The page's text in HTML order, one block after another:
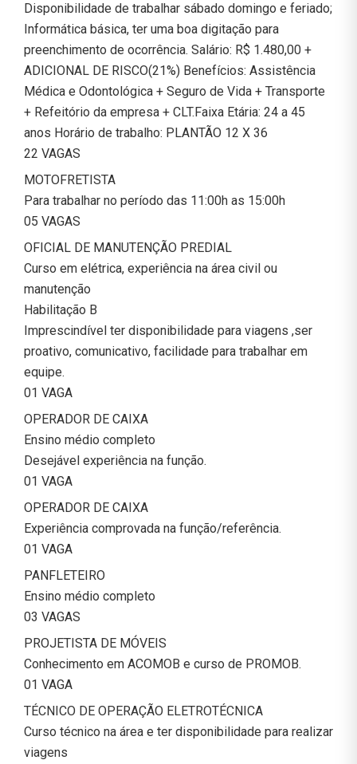
Disponibilidade de trabalhar sábado domingo e feriado;
Informática básica, ter uma boa digitação para
preenchimento de ocorrência. Salário: R$ 1.480,00 +
ADICIONAL DE RISCO(21%) Benefícios: Assistência
Médica e Odontológica + Seguro de Vida + Transporte
+ Refeitório da empresa + CLT.Faixa Etária: 24 a 45
anos Horário de trabalho: PLANTÃO 12 X 36
22 VAGAS
MOTOFRETISTA
Para trabalhar no período das 11:00h as 15:00h
05 VAGAS
OFICIAL DE MANUTENÇÃO PREDIAL
Curso em elétrica, experiência na área civil ou
manutenção
Habilitação B
Imprescindível ter disponibilidade para viagens ,ser
proativo, comunicativo, facilidade para trabalhar em
equipe.
01 VAGA
OPERADOR DE CAIXA
Ensino médio completo
Desejável experiência na função.
01 VAGA
OPERADOR DE CAIXA
Experiência comprovada na função/referência.
01 VAGA
PANFLETEIRO
Ensino médio completo
03 VAGAS
PROJETISTA DE MÓVEIS
Conhecimento em ACOMOB e curso de PROMOB.
01 VAGA
TÉCNICO DE OPERAÇÃO ELETROTÉCNICA
Curso técnico na área e ter disponibilidade para realizar
viagens